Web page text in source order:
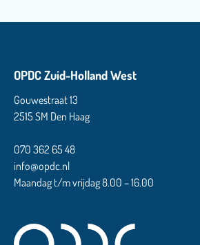
OPDC Zuid-Holland West
Gouwestraat 13
2515 SM Den Haag
070 362 65 48
info@opdc.nl
Maandag t/m vrijdag 8.00 – 16.00